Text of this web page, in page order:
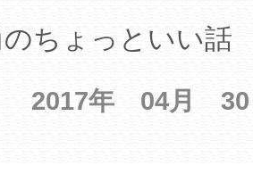
ちょっといい話
2017年 04月